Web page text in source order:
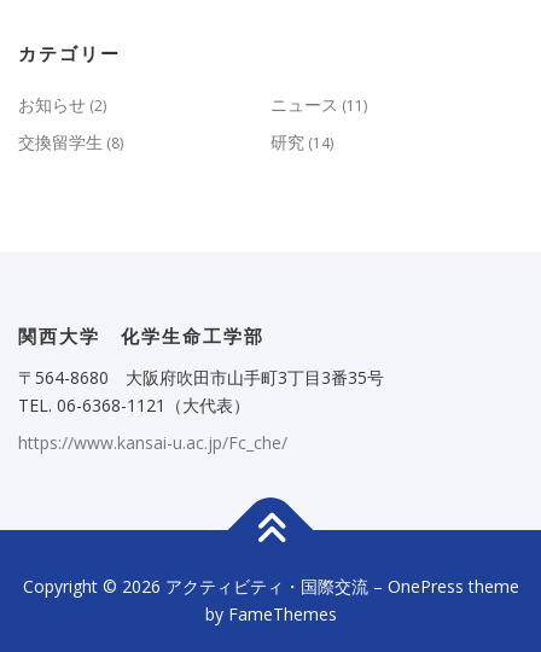
カテゴリー
お知らせ (2) ニュース (11)
交換留学生 (8) 研究 (14)
関西大学 化学生命工学部
〒564-8680 大阪府吹田市山手町3丁目3番35号
TEL. 06-6368-1121（大代表）
https://www.kansai-u.ac.jp/Fc_che/
Copyright © 2026 アクティビティ・国際交流 – OnePress theme
by FameThemes